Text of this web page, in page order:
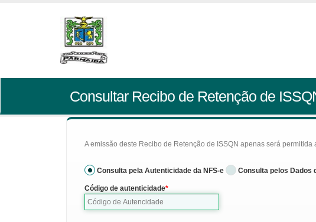
Consultar Recibo de Retenção de
A emissão deste Recibo de Retenção de ISSQN apenas será
Consulta pela Autenticidade da NFS-e Consulta pelos Dados
Código de autenticidade